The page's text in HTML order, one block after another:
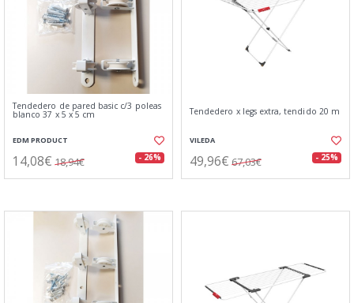
Tendedero de pared basic c/3 poleas
blanco 37 x 5 x 5 cm
EDM PRODUCT
14,08€ 18,94€ - 26%
Tendedero x legs extra, tendido 20 m
VILEDA
49,96€ 67,03€ - 25%